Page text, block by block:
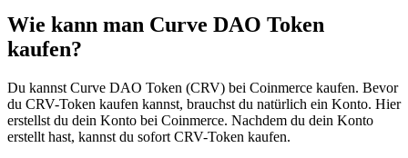
Wie kann man Curve DAO Token
kaufen?
Du kannst Curve DAO Token (CRV) bei Coinmerce kaufen. Bevor
du CRV-Token kaufen kannst, brauchst du natürlich ein Konto. Hier
erstellst du dein Konto bei Coinmerce. Nachdem du dein Konto
erstellt hast, kannst du sofort CRV-Token kaufen.